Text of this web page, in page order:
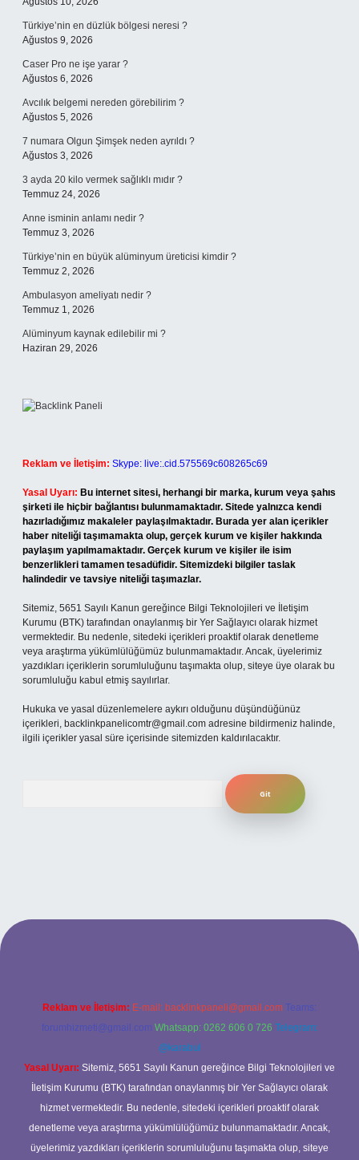
Türkiye’nin en düzlük bölgesi neresi ?
Ağustos 9, 2026
Caser Pro ne işe yarar ?
Ağustos 6, 2026
Avcılık belgemi nereden görebilirim ?
Ağustos 5, 2026
7 numara Olgun Şimşek neden ayrıldı ?
Ağustos 3, 2026
3 ayda 20 kilo vermek sağlıklı mıdır ?
Temmuz 24, 2026
Anne isminin anlamı nedir ?
Temmuz 3, 2026
Türkiye’nin en büyük alüminyum üreticisi kimdir ?
Temmuz 2, 2026
Ambulasyon ameliyatı nedir ?
Temmuz 1, 2026
Alüminyum kaynak edilebilir mi ?
Haziran 29, 2026
Reklam ve İletişim: Skype: live:.cid.575569c608265c69
Yasal Uyarı: Bu internet sitesi, herhangi bir marka, kurum veya şahıs
şirketi ile hiçbir bağlantısı bulunmamaktadır. Sitede yalnızca kendi
hazırladığımız makaleler paylaşılmaktadır. Burada yer alan içerikler
haber niteliği taşımamakta olup, gerçek kurum ve kişiler hakkında
paylaşım yapılmamaktadır. Gerçek kurum ve kişiler ile isim
benzerlikleri tamamen tesadüfidir. Sitemizdeki bilgiler taslak
halindedir ve tavsiye niteliği taşımazlar.
Sitemiz, 5651 Sayılı Kanun gereğince Bilgi Teknolojileri ve İletişim
Kurumu (BTK) tarafından onaylanmış bir Yer Sağlayıcı olarak hizmet
vermektedir. Bu nedenle, sitedeki içerikleri proaktif olarak denetleme
veya araştırma yükümlülüğümüz bulunmamaktadır. Ancak, üyelerimiz
yazdıkları içeriklerin sorumluluğunu taşımakta olup, siteye üye olarak bu
sorumluluğu kabul etmiş sayılırlar.
Hukuka ve yasal düzenlemelere aykırı olduğunu düşündüğünüz
içerikleri, backlinkpanelicomtr@gmail.com adresine bildirmeniz halinde,
ilgili içerikler yasal süre içerisinde sitemizden kaldırılacaktır.
ilbet bahis sitesi
Reklam ve İletişim: E-mail: backlinkpaneli@gmail.com Teams:
forumhizmeti@gmail.com Whatsapp: 0262 606 0 726 Telegram:
@karabul
Yasal Uyarı: Sitemiz, 5651 Sayılı Kanun gereğince Bilgi Teknolojileri ve
İletişim Kurumu (BTK) tarafından onaylanmış bir Yer Sağlayıcı olarak
hizmet vermektedir. Bu nedenle, sitedeki içerikleri proaktif olarak
denetleme veya araştırma yükümlülüğümüz bulunmamaktadır. Ancak,
üyelerimiz yazdıkları içeriklerin sorumluluğunu taşımakta olup, siteye